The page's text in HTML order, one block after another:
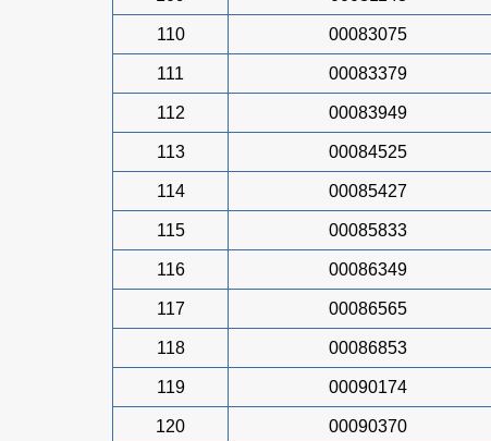
110 00083075
111 00083379
112 00083949
113 00084525
114 00085427
115 00085833
116 00086349
117 00086565
118 00086853
119 00090174
120 00090370